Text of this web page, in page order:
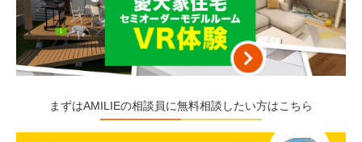
まずはAMILIEの相談員に無料相談したい方はこちら